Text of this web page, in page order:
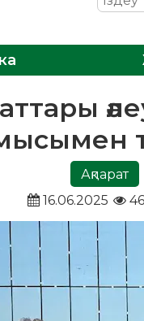
Ақпарат
16.06.2025